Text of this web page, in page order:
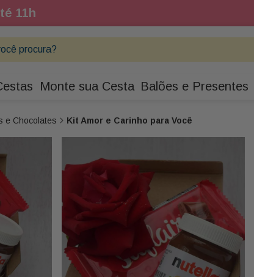
11h
procura?
Monte sua Cesta Balões e Presentes
e Chocolates Kit Amor e Carinho para Você